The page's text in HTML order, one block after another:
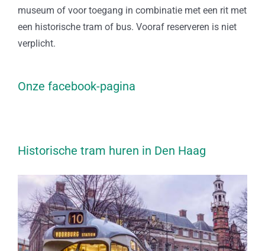
museum of voor toegang in combinatie met een rit met
een historische tram of bus. Vooraf reserveren is niet
verplicht.
Onze facebook-pagina
Historische tram huren in Den Haag